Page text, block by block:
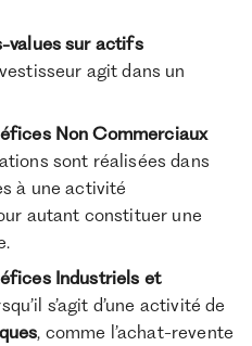
values sur actifs
agit dans un
Non Commerciaux
sont réalisées dans
à une activité
autant constituer une
Industriels et
s’agit d’une activité de
, comme l’achat-revente